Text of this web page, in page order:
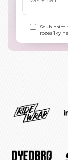
Souhlasím
rozesílky